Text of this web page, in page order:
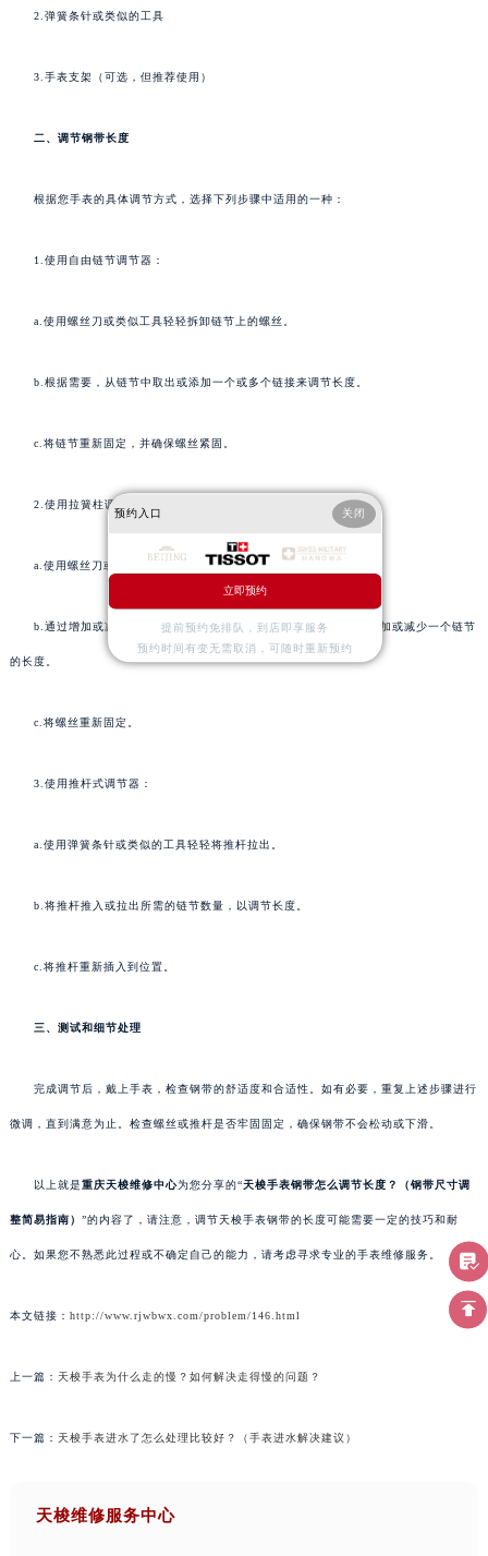
2.弹簧条针或类似的工具
3.手表支架（可选，但推荐使用）
二、调节钢带长度
根据您手表的具体调节方式，选择下列步骤中适用的一种：
1.使用自由链节调节器：
a.使用螺丝刀或类似工具轻轻拆卸链节上的螺丝。
b.根据需要，从链节中取出或添加一个或多个链接来调节长度。
c.将链节重新固定，并确保螺丝紧固。
2.使用拉簧柱调节器：
a.使用螺丝刀或类似工具轻轻拆卸拉簧柱旁边的螺丝。
b.通过增加或减少拉簧柱的数量来调节长度。每个拉簧柱通常会增加或减少一个链节
的长度。
c.将螺丝重新固定。
3.使用推杆式调节器：
a.使用弹簧条针或类似的工具轻轻将推杆拉出。
b.将推杆推入或拉出所需的链节数量，以调节长度。
c.将推杆重新插入到位置。
三、测试和细节处理
完成调节后，戴上手表，检查钢带的舒适度和合适性。如有必要，重复上述步骤进行
微调，直到满意为止。检查螺丝或推杆是否牢固固定，确保钢带不会松动或下滑。
以上就是重庆天梭维修中心为您分享的“天梭手表钢带怎么调节长度？（钢带尺寸调
整简易指南） ”的内容了，请注意，调节天梭手表钢带的长度可能需要一定的技巧和耐
心。如果您不熟悉此过程或不确定自己的能力，请考虑寻求专业的手表维修服务。
本文链接： http://www.rjwbwx.com/problem/146.html
上一篇： 天梭手表为什么走的慢？如何解决走得慢的问题？
下一篇： 天梭手表进水了怎么处理比较好？（手表进水解决建议）
天梭维修服务中心
预约入口 关闭
立即预约
提前预约免排队，到店即享服务
预约时间有变无需取消，可随时重新预约